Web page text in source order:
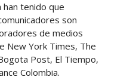
tenido que
son
de medios
New York Times, The
Post, El Tiempo,
Colombia.